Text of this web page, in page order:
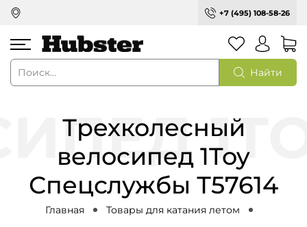
+7 (495) 108-58-26
Найти
Трехколесный
велосипед 1Toy
Спецслужбы Т57614
Главная
Товары для катания летом